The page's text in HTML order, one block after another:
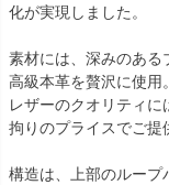
化が実現しました。
素材には、深みのある
高級本革を贅沢に使用。
レザーのクオリティ
拘りのプライスでご提
構造は、上部のループ